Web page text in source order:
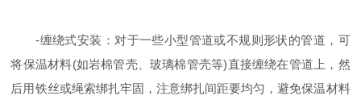
-缠绕式安装：对于一些小型管道或不规则形状的管道，可
将保温材料(如岩棉管壳、玻璃棉管壳等)直接缠绕在管道上，然
后用铁丝或绳索绑扎牢固，注意绑扎间距要均匀，避免保温材料